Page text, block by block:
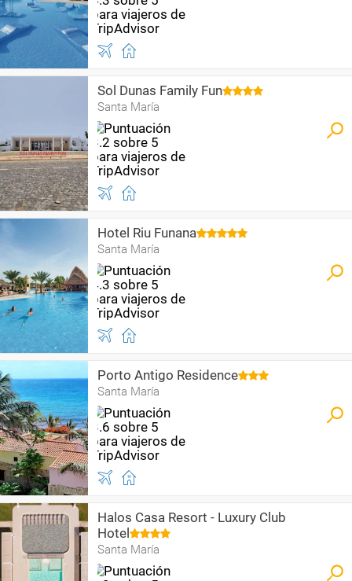
Sol Dunas Family Fun
Santa María
Hotel Riu Funana
Santa María
Porto Antigo Residence
Santa María
Halos Casa Resort - Luxury Club
Hotel
Santa María